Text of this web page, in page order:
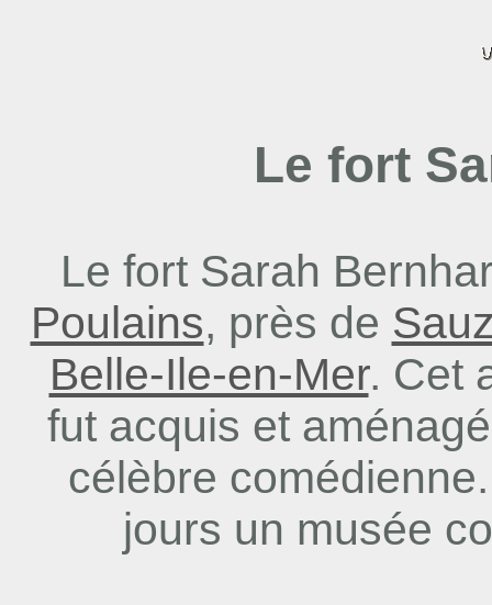
Le fort
Le fort Sarah
Poulains, près de
Belle-Ile-en-Mer. Cet
fut acquis et
célèbre
jours un musée